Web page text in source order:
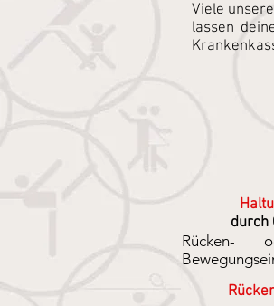
Viele
lassen
durch
Rücken-
Dieser